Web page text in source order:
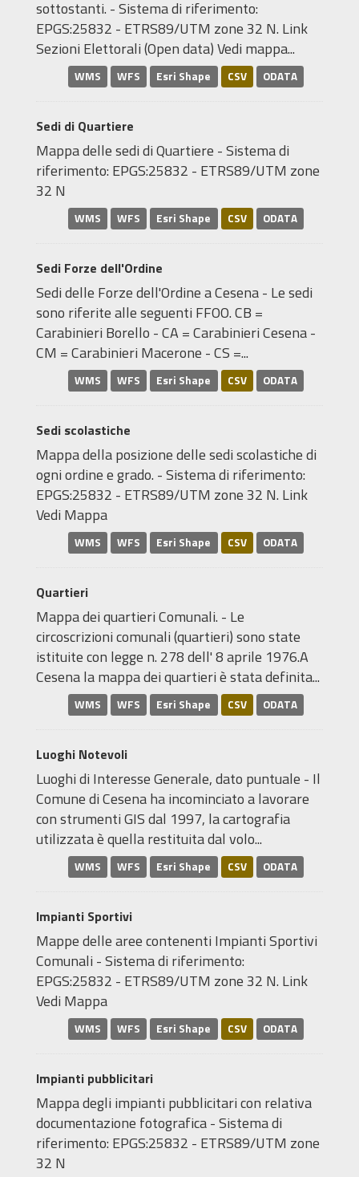
sottostanti. - Sistema di riferimento:
EPGS:25832 - ETRS89/UTM zone 32 N. Link
Sezioni Elettorali (Open data) Vedi mappa...
WMS WFS Esri Shape CSV ODATA
Sedi di Quartiere
Mappa delle sedi di Quartiere - Sistema di
riferimento: EPGS:25832 - ETRS89/UTM zone
32 N
WMS WFS Esri Shape CSV ODATA
Sedi Forze dell'Ordine
Sedi delle Forze dell'Ordine a Cesena - Le sedi
sono riferite alle seguenti FFOO. CB =
Carabinieri Borello - CA = Carabinieri Cesena -
CM = Carabinieri Macerone - CS =...
WMS WFS Esri Shape CSV ODATA
Sedi scolastiche
Mappa della posizione delle sedi scolastiche di
ogni ordine e grado. - Sistema di riferimento:
EPGS:25832 - ETRS89/UTM zone 32 N. Link
Vedi Mappa
WMS WFS Esri Shape CSV ODATA
Quartieri
Mappa dei quartieri Comunali. - Le
circoscrizioni comunali (quartieri) sono state
istituite con legge n. 278 dell' 8 aprile 1976.A
Cesena la mappa dei quartieri è stata definita...
WMS WFS Esri Shape CSV ODATA
Luoghi Notevoli
Luoghi di Interesse Generale, dato puntuale - Il
Comune di Cesena ha incominciato a lavorare
con strumenti GIS dal 1997, la cartografia
utilizzata è quella restituita dal volo...
WMS WFS Esri Shape CSV ODATA
Impianti Sportivi
Mappe delle aree contenenti Impianti Sportivi
Comunali - Sistema di riferimento:
EPGS:25832 - ETRS89/UTM zone 32 N. Link
Vedi Mappa
WMS WFS Esri Shape CSV ODATA
Impianti pubblicitari
Mappa degli impianti pubblicitari con relativa
documentazione fotografica - Sistema di
riferimento: EPGS:25832 - ETRS89/UTM zone
32 N